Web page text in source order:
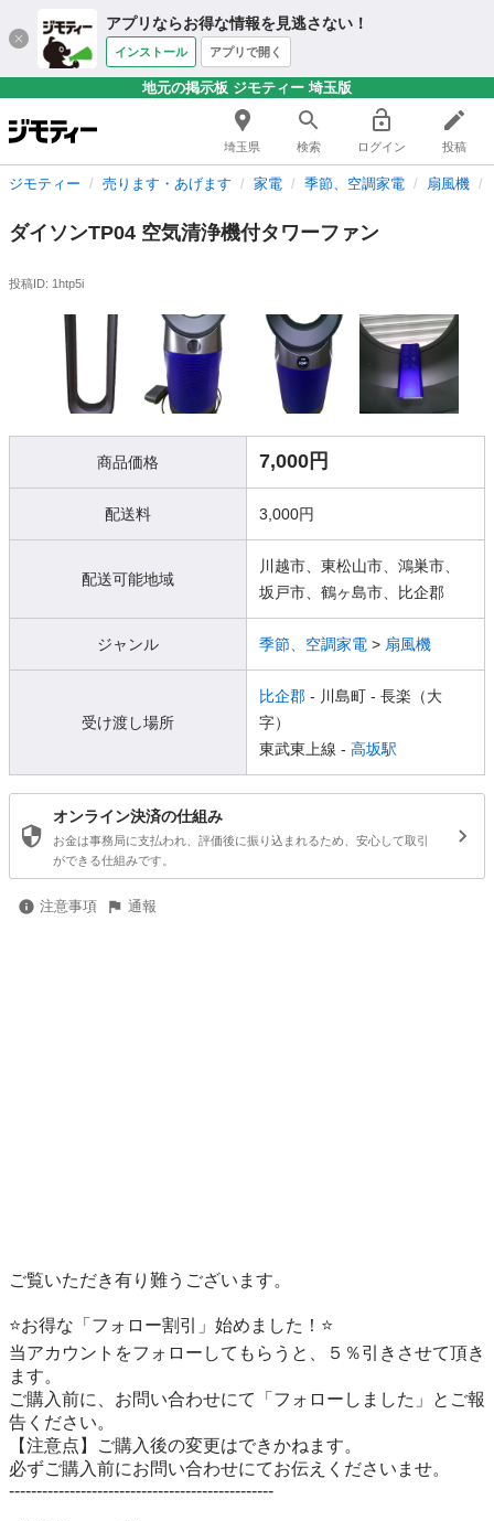
アプリならお得な情報を見逃さない！
インストール アプリで開く
地元の掲示板 ジモティー 埼玉版
埼玉県 検索 ログイン 投稿
ジモティー 売ります・あげます 家電 季節、空調家電 扇風機
ダイソンTP04 空気清浄機付タワーファン
投稿ID: 1htp5i
商品価格 7,000円
配送料 3,000円
配送可能地域
川越市、東松山市、鴻巣市、
坂戸市、鶴ヶ島市、比企郡
ジャンル 季節、空調家電 > 扇風機
受け渡し場所
比企郡 - 川島町 - 長楽（大
字）
東武東上線 - 高坂駅
オンライン決済の仕組み
お金は事務局に支払われ、評価後に振り込まれるため、安心して取引
ができる仕組みです。
注意事項 通報
ご覧いただき有り難うございます。
⭐️お得な「フォロー割引」始めました！⭐️
当アカウントをフォローしてもらうと、５％引きさせて頂き
ます。
ご購入前に、お問い合わせにて「フォローしました」とご報
告ください。
【注意点】ご購入後の変更はできかねます。
必ずご購入前にお問い合わせにてお伝えくださいませ。
------------------------------------------------